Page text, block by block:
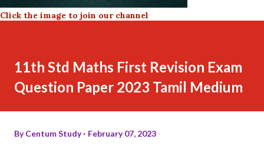
Click the image to join our channel
11th Std Maths First Revision Exam
Question Paper 2023 Tamil Medium
ByCentum Study February 07, 2023